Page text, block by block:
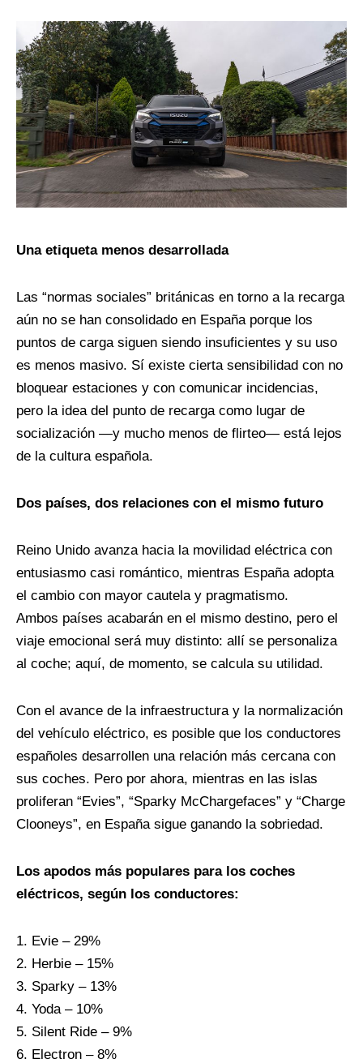
Una etiqueta menos desarrollada
Las “normas sociales” británicas en torno a la recarga
aún no se han consolidado en España porque los
puntos de carga siguen siendo insuficientes y su uso
es menos masivo. Sí existe cierta sensibilidad con no
bloquear estaciones y con comunicar incidencias,
pero la idea del punto de recarga como lugar de
socialización —y mucho menos de flirteo— está lejos
de la cultura española.
Dos países, dos relaciones con el mismo futuro
Reino Unido avanza hacia la movilidad eléctrica con
entusiasmo casi romántico, mientras España adopta
el cambio con mayor cautela y pragmatismo.
Ambos países acabarán en el mismo destino, pero el
viaje emocional será muy distinto: allí se personaliza
al coche; aquí, de momento, se calcula su utilidad.
Con el avance de la infraestructura y la normalización
del vehículo eléctrico, es posible que los conductores
españoles desarrollen una relación más cercana con
sus coches. Pero por ahora, mientras en las islas
proliferan “Evies”, “Sparky McChargefaces” y “Charge
Clooneys”, en España sigue ganando la sobriedad.
Los apodos más populares para los coches
eléctricos, según los conductores:
Evie – 29%
Herbie – 15%
Sparky – 13%
Yoda – 10%
Silent Ride – 9%
Electron – 8%